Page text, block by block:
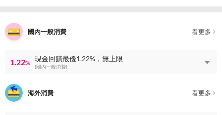
國內一般消費 看更多
1.22%
現金回饋最優1.22%，無上限
(國內一般消費)
海外消費 看更多